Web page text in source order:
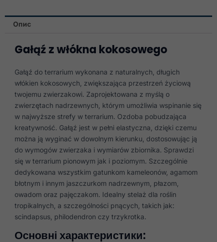
Опис
Gałąź z włókna kokosowego
Gałąź do terrarium wykonana z naturalnych, długich
włókien kokosowych, zwiększająca przestrzeń życiową
twojemu zwierzakowi. Zaprojektowana z myślą o
zwierzętach nadrzewnych, którym umożliwia wspinanie się
w najwyższe strefy w terrarium. Ozdoba pobudzająca
kreatywność. Gałąź jest w pełni elastyczna, dzięki czemu
można ją wyginać w dowolnym kierunku, dostosowując ją
do wymogów zwierzaka i wymiarów zbiornika. Sprawdzi
się w terrarium pionowym jak i poziomym. Szczególnie
dedykowana wszystkim gatunkom kameleonów, agamom
błotnym i innym jaszczurkom nadrzewnym, płazom,
owadom oraz pajęczakom. Idealny stelaż dla roślin
tropikalnych, a szczególności pnących, takich jak:
scindapsus, philodendron czy trzykrotka.
Основні характеристики: